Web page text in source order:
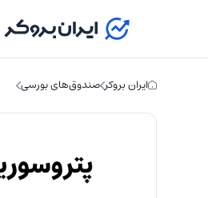
ایران بروکر صندوق‌های بورسی